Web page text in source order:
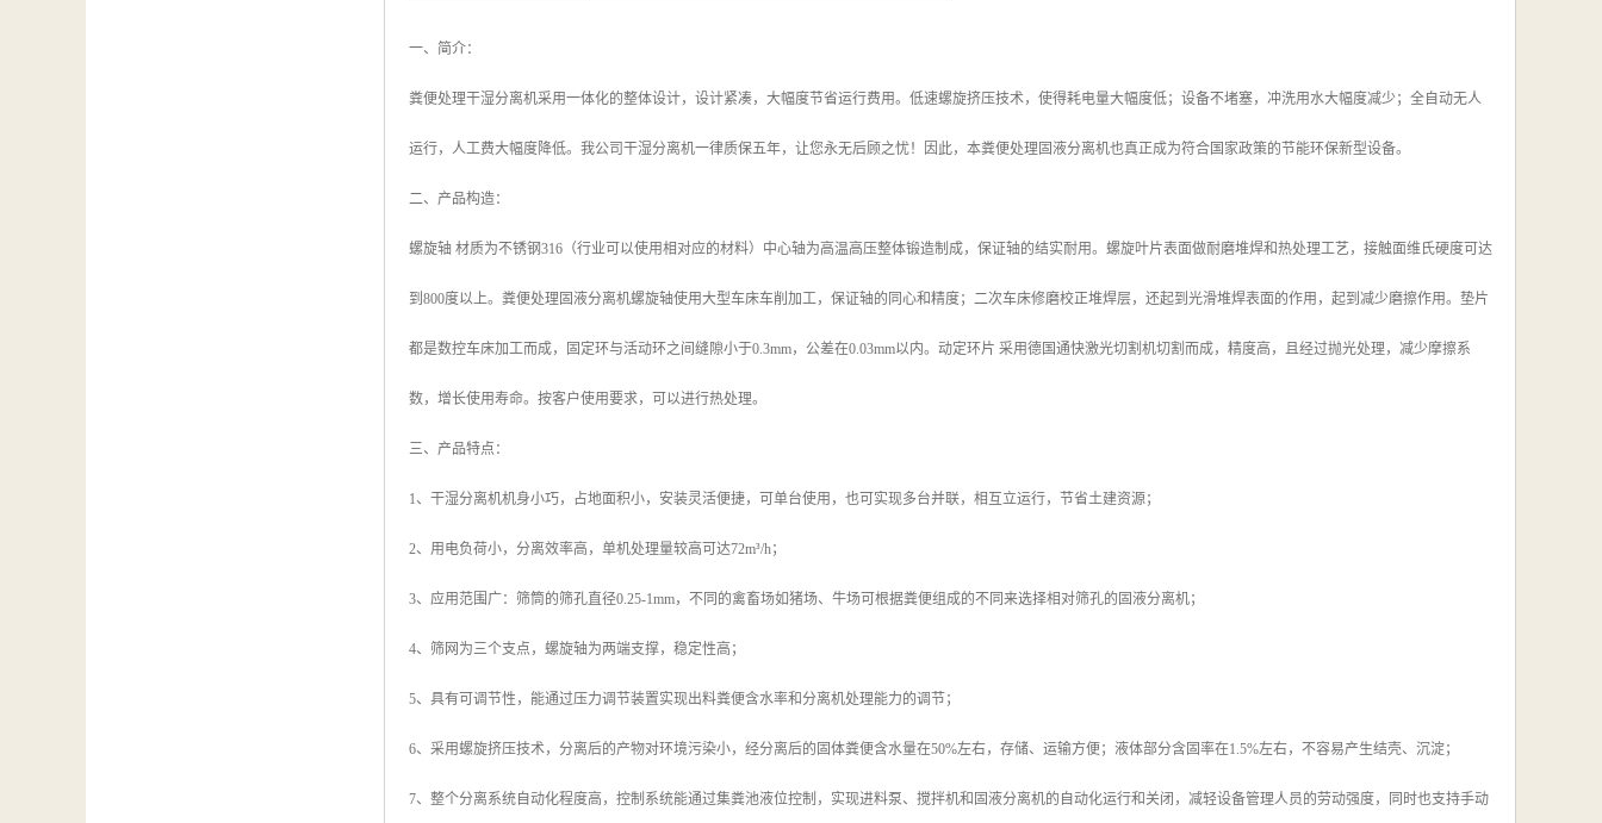
一、简介：
粪便处理干湿分离机采用一体化的整体设计，设计紧凑，大幅度节省运行费用。低速螺旋挤压技术，使得耗电量大幅度低；设备不堵塞，冲洗用水大幅度减少；全自动无人
运行，人工费大幅度降低。我公司干湿分离机一律质保五年，让您永无后顾之忧！因此，本粪便处理固液分离机也真正成为符合国家政策的节能环保新型设备。
二、产品构造：
螺旋轴 材质为不锈钢316（行业可以使用相对应的材料）中心轴为高温高压整体锻造制成，保证轴的结实耐用。螺旋叶片表面做耐磨堆焊和热处理工艺，接触面维氏硬度可达
到800度以上。粪便处理固液分离机螺旋轴使用大型车床车削加工，保证轴的同心和精度；二次车床修磨校正堆焊层，还起到光滑堆焊表面的作用，起到减少磨擦作用。垫片
都是数控车床加工而成，固定环与活动环之间缝隙小于0.3mm，公差在0.03mm以内。动定环片 采用德国通快激光切割机切割而成，精度高，且经过抛光处理，减少摩擦系
数，增长使用寿命。按客户使用要求，可以进行热处理。
三、产品特点：
1、干湿分离机机身小巧，占地面积小，安装灵活便捷，可单台使用，也可实现多台并联，相互立运行，节省土建资源；
2、用电负荷小，分离效率高，单机处理量较高可达72m³/h；
3、应用范围广：筛筒的筛孔直径0.25-1mm，不同的禽畜场如猪场、牛场可根据粪便组成的不同来选择相对筛孔的固液分离机；
4、筛网为三个支点，螺旋轴为两端支撑，稳定性高；
5、具有可调节性，能通过压力调节装置实现出料粪便含水率和分离机处理能力的调节；
6、采用螺旋挤压技术，分离后的产物对环境污染小，经分离后的固体粪便含水量在50%左右，存储、运输方便；液体部分含固率在1.5%左右，不容易产生结壳、沉淀；
7、整个分离系统自动化程度高，控制系统能通过集粪池液位控制，实现进料泵、搅拌机和固液分离机的自动化运行和关闭，减轻设备管理人员的劳动强度，同时也支持手动